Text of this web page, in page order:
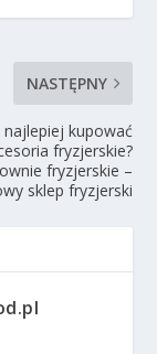
NASTĘPNY
najlepiej kupować
fryzjerskie?
fryzjerskie –
sklep fryzjerski